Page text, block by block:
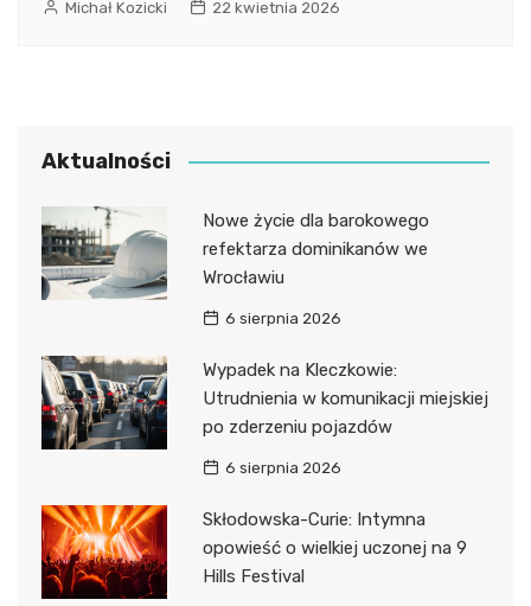
Michał Kozicki 22 kwietnia 2026
Aktualności
Nowe życie dla barokowego
refektarza dominikanów we
Wrocławiu
6 sierpnia 2026
Wypadek na Kleczkowie:
Utrudnienia w komunikacji miejskiej
po zderzeniu pojazdów
6 sierpnia 2026
Skłodowska-Curie: Intymna
opowieść o wielkiej uczonej na 9
Hills Festival